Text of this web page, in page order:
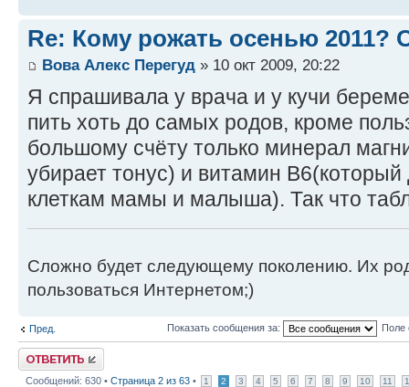
Re: Кому рожать осенью 2011?
Вова Алекс Перегуд » 10 окт 2009, 20:22
Я спрашивала у врача и у кучи
пить хоть до самых родов, кроме
большому счёту только минерал
убирает тонус) и витамин
клеткам мамы и малыша). Так что
Сложно будет следующему поколению. Их
пользоваться Интернетом;)
Пред. Показать сообщения за: Поле
Ответить
Сообщений: 630 • Страница 2 из 63 • 1 2 3 4 5 6 7 8 9 10 11